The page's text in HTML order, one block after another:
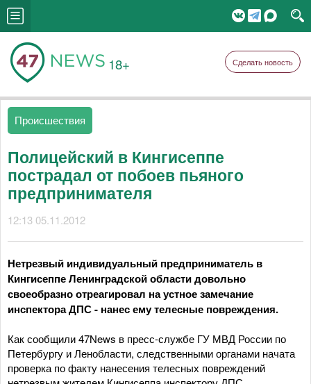
18+ Сделать новость
Происшествия
Полицейский в Кингисеппе
пострадал от побоев пьяного
предпринимателя
12:13 05.11.2012
Нетрезвый индивидуальный предприниматель в
Кингисеппе Ленинградской области довольно
своеобразно отреагировал на устное замечание
инспектора ДПС - нанес ему телесные повреждения.
Как сообщили 47News в пресс-службе ГУ МВД России по
Петербургу и Ленобласти, следственными органами начата
проверка по факту нанесения телесных повреждений